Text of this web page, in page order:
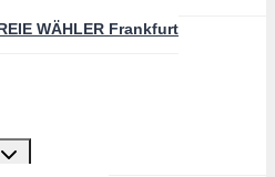
WÄHLER Frankfurt
Untermenü
umschalten